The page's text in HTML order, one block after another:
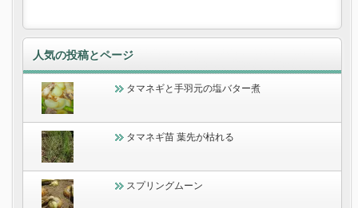
人気の投稿とページ
タマネギと手羽元の塩バター煮
タマネギ苗 葉先が枯れる
スプリングムーン